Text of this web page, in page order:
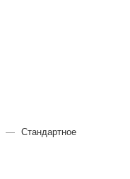
— Стандартное